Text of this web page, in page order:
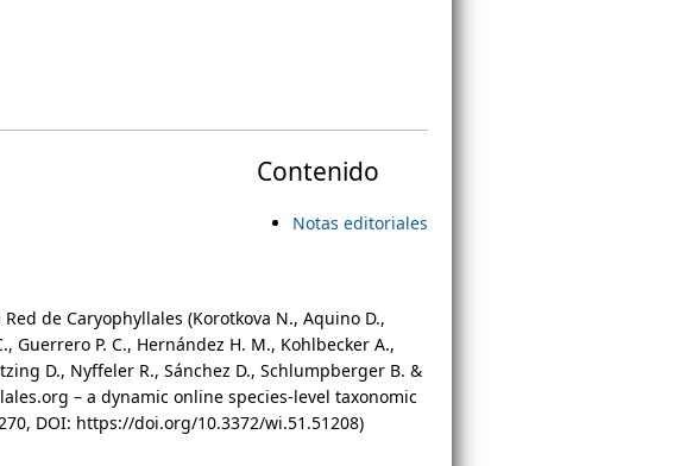
Contenido
Notas editoriales
de Caryophyllales (Korotkova N., Aquino D.,
Guerrero P. C., Hernández H. M., Kohlbecker A.,
D., Nyffeler R., Sánchez D., Schlumpberger B. &
– a dynamic online species-level taxonomic
DOI: https://doi.org/10.3372/wi.51.51208)